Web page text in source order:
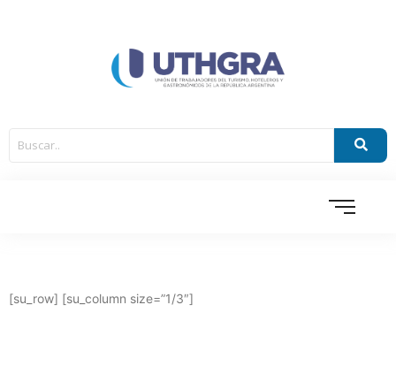
[su_row] [su_column size=”1/3″]